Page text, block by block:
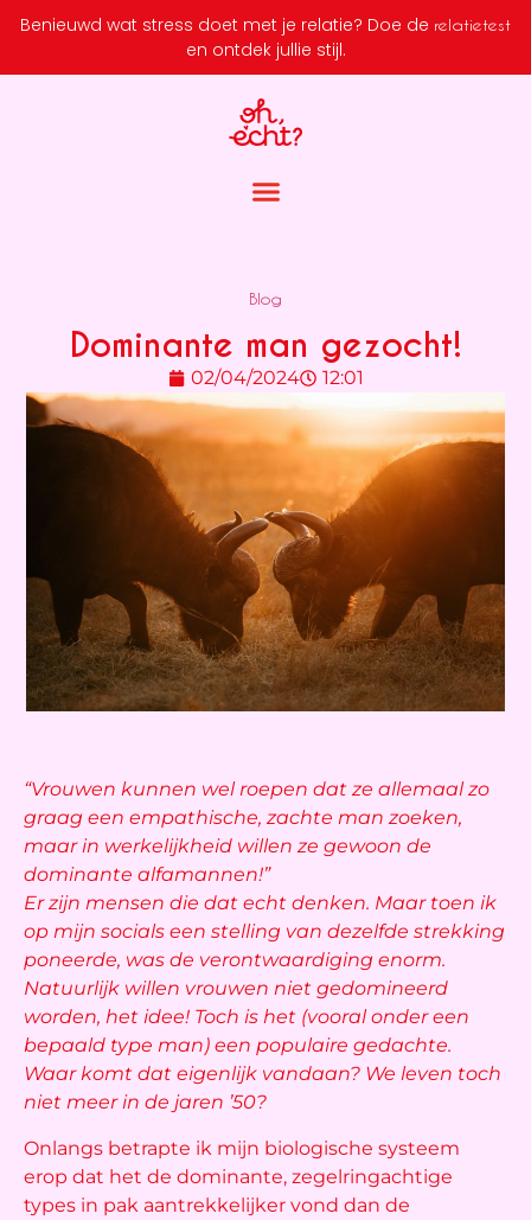
Benieuwd wat stress doet met je relatie? Doe de relatietest
en ontdek jullie stijl.
Blog
Dominante man gezocht!
02/04/2024 12:01
“Vrouwen kunnen wel roepen dat ze allemaal zo
graag een empathische, zachte man zoeken,
maar in werkelijkheid willen ze gewoon de
dominante alfamannen!”
Er zijn mensen die dat echt denken. Maar toen ik
op mijn socials een stelling van dezelfde strekking
poneerde, was de verontwaardiging enorm.
Natuurlijk willen vrouwen niet gedomineerd
worden, het idee! Toch is het (vooral onder een
bepaald type man) een populaire gedachte.
Waar komt dat eigenlijk vandaan? We leven toch
niet meer in de jaren ’50?
Onlangs betrapte ik mijn biologische systeem
erop dat het de dominante, zegelringachtige
types in pak aantrekkelijker vond dan de